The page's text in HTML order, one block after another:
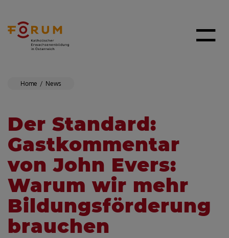
Home News
Der Standard:
Gastkommentar
von John Evers:
Warum wir mehr
Bildungsförderung
brauchen